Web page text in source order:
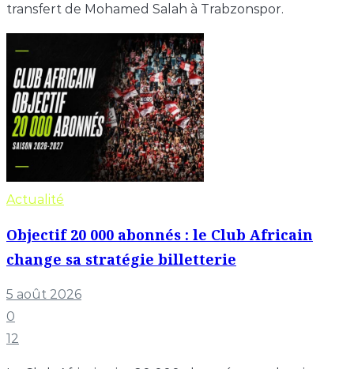
transfert de Mohamed Salah à Trabzonspor.
Actualité
Objectif 20 000 abonnés : le Club Africain
change sa stratégie billetterie
5 août 2026
0
12